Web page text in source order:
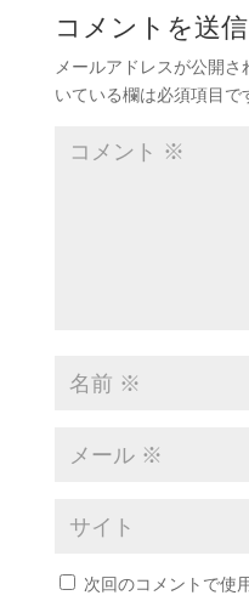
コメントを送信
メールアドレスが公開さ
いている欄は必須項目で
次回のコメントで使